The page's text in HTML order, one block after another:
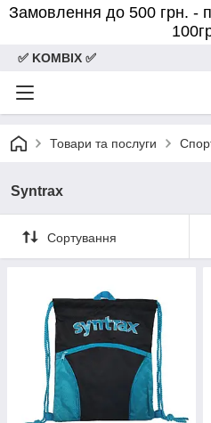
Замовлення до 500 грн. -
✅ KOMBIX ✅
Товари та послуги
Syntrax
Сортування